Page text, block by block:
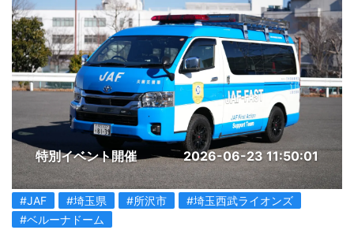
特別イベント開催 2026-06-23 11:50:01
#JAF #埼玉県 #所沢市
#埼玉西武ライオンズ
#ベルーナドーム